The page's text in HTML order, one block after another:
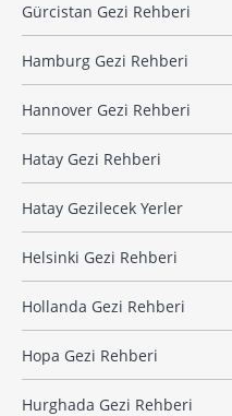
Gürcistan Gezi Rehberi
Hamburg Gezi Rehberi
Hannover Gezi Rehberi
Hatay Gezi Rehberi
Hatay Gezilecek Yerler
Helsinki Gezi Rehberi
Hollanda Gezi Rehberi
Hopa Gezi Rehberi
Hurghada Gezi Rehberi